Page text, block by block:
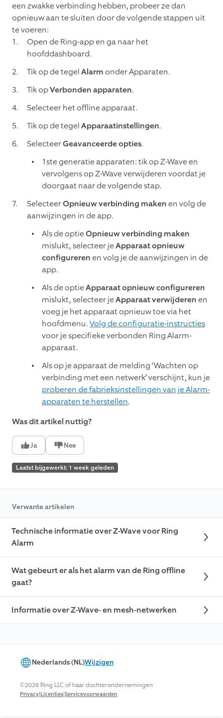
een zwakke verbinding hebben, probeer ze dan
opnieuw aan te sluiten door de volgende stappen uit
te voeren:
Open de Ring-app en ga naar het
hoofddashboard.
Tik op de tegelAlarmonder Apparaten.
Tik opVerbonden apparaten.
Selecteer het offline apparaat.
Tik op de tegelApparaatinstellingen.
SelecteerGeavanceerde opties.
1ste generatie apparaten: tik op Z-Wave en
vervolgens op Z-Wave verwijderen voordat je
doorgaat naar de volgende stap.
SelecteerOpnieuw verbinding makenen volg de
aanwijzingen in de app.
Als de optieOpnieuw verbinding maken
mislukt, selecteer jeApparaat opnieuw
configurerenen volg je de aanwijzingen in de
app.
Als de optieApparaat opnieuw configureren
mislukt, selecteer jeApparaat verwijderenen
voeg je het apparaat opnieuw toe via het
hoofdmenu.Volg de configuratie-instructies
voor je specifieke verbonden Ring Alarm-
apparaat.
Als op je apparaat de melding ‘Wachten op
verbinding met een netwerk’ verschijnt, kun je
proberen de fabrieksinstellingen van je Alarm-
apparaten te herstellen.
Was dit artikel nuttig?
Ja Nee
Laatst bijgewerkt: 1 week geleden
Verwante artikelen
Technische informatie over Z-Wave voor Ring
Alarm
Wat gebeurt er als het alarm van de Ring offline
gaat?
Informatie over Z-Wave- en mesh-netwerken
Nederlands (NL)Wijzigen
©2026 Ring LLC of haar dochterondernemingen
Privacy|Licenties|Servicevoorwaarden